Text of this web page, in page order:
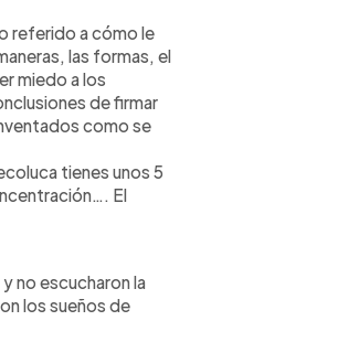
referido a cómo le
las formas, el
miedo a los
de firmar
como se
tienes unos 5
El
no escucharon la
los sueños de